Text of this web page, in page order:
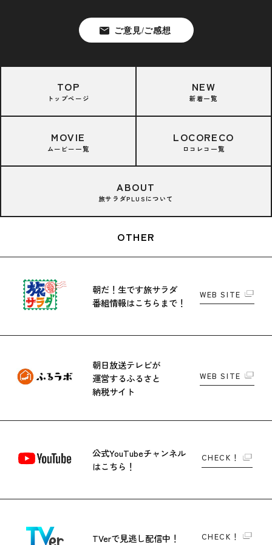
TOP
トップページ
NEW
新着一覧
MOVIE
ムービー一覧
LOCORECO
ロコレコ一覧
ABOUT
旅サラダPLUSについて
OTHER
朝だ！生です旅サラダ
番組情報はこちらまで！
WEB SITE
朝日放送テレビが
運営するふるさと
納税サイト
WEB SITE
公式YouTubeチャンネル
はこちら！
CHECK！
TVerで見逃し配信中！ CHECK！